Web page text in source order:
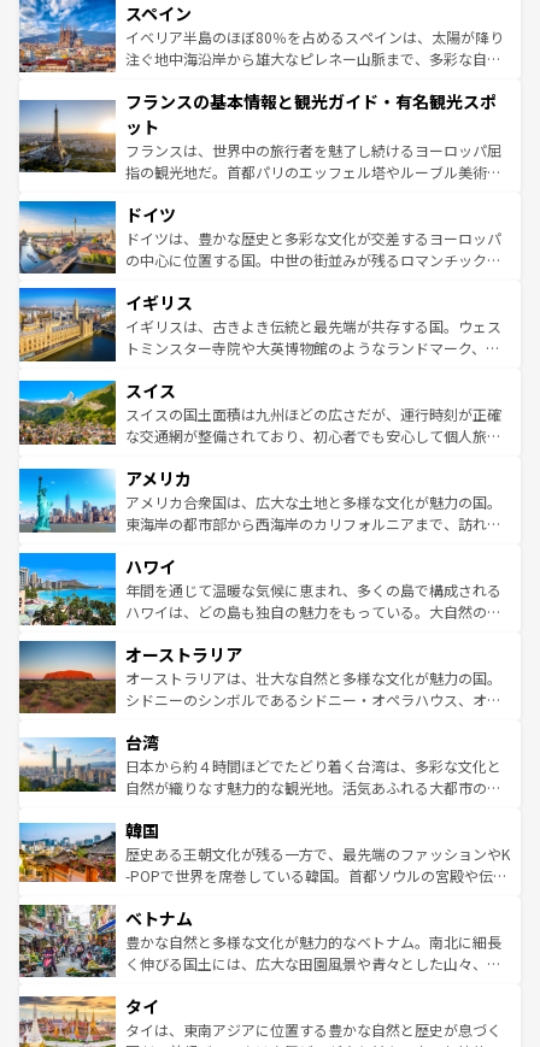
ろん、トスカーナの美しい田園風景やアマルフィ海岸の絶
景など、自然景観も見逃せない。観光の合間には、本場の
ピザやパスタなど、絶品のイタリア料理を堪能することも
ませてくれるイタリアで、忘れられない旅をしてみよう！
なお、新着のイタリア情報は
しい。
スペイン
イベリア半島のほぼ80％を占めるスペインは、太陽が降り
注ぐ地中海沿岸から雄大なピレネー山脈まで、多彩な自然
文化が根付くこの国では、情熱的なフラメンコ、熱気あふ
れる闘牛、そして美味しいタパスが生活の一部となってい
る。首都マドリードの洗練された雰囲気や、バルセロナの
アートに溢れた街角から、地方では古代ローマ遺跡や中世
せる。地方によって風土や気候が異なるスペインはその個
性で訪れる人を魅了する。 なお、新着のスペイン情報は コ
ンテンツ一覧を参照してほしい。
フランスの基本情報と観光ガイド・有名観光スポ
ット
フランスは、世界中の旅行者を魅了し続けるヨーロッパ屈
指の観光地だ。首都パリのエッフェル塔やルーブル美術館
で、幅広い魅力が詰まっている。華麗な宮殿、歴史的な大
聖堂、美しいビーチ、そして豊かな自然が、訪れる者を心
から魅了する。また、フランスは美食の国としても知ら
いる。シャンパンの発祥地であるランス、プロヴァンスの
香り高いラベンダー畑など、多彩な楽しみ方が可能だ。さ
らに、パリ以外の地域にも魅力が溢れており、どの街角に
れる地方に足を運ぶとそれぞれで全く異なる文化を体験で
きるだろう。 なお、新着のフランス情報はコンテンツ一覧
を参照してほしい。
ドイツ
ドイツは、豊かな歴史と多彩な文化が交差するヨーロッパ
の中心に位置する国。中世の街並みが残るロマンチック街
顔を持つこの国は、どこを歩いても飽きることがない。ベ
ルリンの文化的活気、バイエルン州のアルプスの絶景、そ
してライン川沿いのワイン畑といった風景は必見。ビール
は、お酒好きな人にはぜひ体験してほしい。 なお、新着の
ドイツ情報はコンテンツ一覧を参照してほしい。
イギリス
イギリスは、古きよき伝統と最先端が共存する国。ウェス
トミンスター寺院や大英博物館のようなランドマーク、歴
リアごとに異なる魅力がある。また、優雅なアフタヌーン
ティー、ビール好きにはたまらない英国パブ、サッカー観
戦など、本場だからこそできる体験も豊富。イギリスを旅
ンツ一覧を参照してほしい。
スイス
スイスの国土面積は九州ほどの広さだが、運行時刻が正確
な交通網が整備されており、初心者でも安心して個人旅行
の建物がそのまま残る町や、スイスならではのユニークな
博物館もあり、アルプス観光だけでなく町歩きも満喫する
ことができる。国民の所得が高いため物価も高いが、旅行
ば市内交通費無料で観光を楽しむこともできる。 なお、新
着のスイス情報はコンテンツ一覧 を参照してほしい。
アメリカ
アメリカ合衆国は、広大な土地と多様な文化が魅力の国。
東海岸の都市部から西海岸のカリフォルニアまで、訪れる
のような巨大都市は、観光、ショッピング、エンターテイ
ンメントが詰まった刺激的なスポットだ。一方、アメリカ
西部には大自然が広がり、グランドキャニオンやイエロー
部のニューオーリンズでは、音楽と美食が融合した独特の
文化が魅力。旅行者はアメリカの各地域で異なる魅力を楽
しみながら、その多様性と豊かな歴史を感じることができ
ならではの贅沢な旅のスタイルだ。 なお、新着のアメリカ
情報はコンテンツ一覧を参照してほしい。
ハワイ
年間を通じて温暖な気候に恵まれ、多くの島で構成される
ハワイは、どの島も独自の魅力をもっている。大自然の神
ワイ島は見逃せない。また、定番の観光地といえばオアフ
島だが、静かな自然を求めるならマウイ島やカウアイ島が
おすすめ。エメラルドグリーンに輝く海をはじめ、豊かな
れるおもてなしの心で訪れる人々を迎えてくれるハワイの
人々、おいしいローカルフードやハワイアンミュージッ
ク、伝統的なフラダンスなど、すべてがハワイの魅力を彩
ワイを、存分に味わってほしい。 なお、新着のハワイ情報
はコンテンツ一覧を参照してほしい。
オーストラリア
オーストラリアは、壮大な自然と多様な文化が魅力の国。
シドニーのシンボルであるシドニー・オペラハウス、オー
リアリーフや大陸中央部にそびえるウルル（エアーズロッ
ク）、タスマニアの美しい原生林やケアンズの熱帯雨林な
ど、見どころがたくさん。また、カフェやワイン、オージ
いる。アクティビティも充実しており、サーフィンやダイ
ビング、ハイキングなど、アウトドア好きにはたまらな
い。オーストラリアの多彩な魅力を存分に味わいつくそ
参照してほしい。
台湾
日本から約４時間ほどでたどり着く台湾は、多彩な文化と
自然が織りなす魅力的な観光地。活気あふれる大都市の台
ン）、静ひつな山岳地帯である台湾東部など、都市の喧騒
と山間の静けさが共存しており、訪れる人に新しい発見と
驚きをもたらしてくれる。また、奥深い台湾の食文化も魅
容にもいいと評判のスイーツなど、バラエティ豊かな料理
が味わえる。 なお、新着の台湾情報は コンテンツ一覧を参
照してほしい。
韓国
歴史ある王朝文化が残る一方で、最先端のファッションやK
-POPで世界を席巻している韓国。首都ソウルの宮殿や伝統
き、地方に足を延ばせば四季折々の自然美を楽しむことが
できる。そして、キムチや焼肉、絶品のストリートフード
まで、さまざまな韓国料理が待っている。夜には、韓国な
リティに包まれながら、韓国の多彩な魅力を心ゆくまで味
わってみてほしい。 なお、新着の韓国情報はコンテンツ一
ベトナム
豊かな自然と多様な文化が魅力的なベトナム。南北に細長
く伸びる国土には、広大な田園風景や青々とした山々、世
急速な発展と共に伝統が息づく。ハノイの古い町並みやホ
ーチミン市のフランス統治時代の建物も、独特の雰囲気を
タイ
タイは、東南アジアに位置する豊かな自然と歴史が息づく